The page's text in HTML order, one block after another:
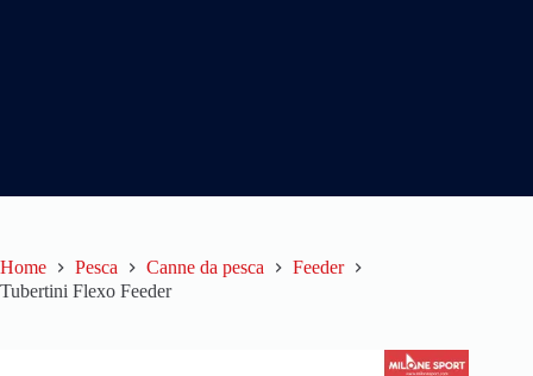
Home Pesca Canne da pesca
Feeder
Tubertini Flexo Feeder